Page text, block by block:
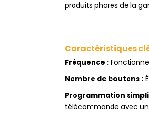
produits phares de la
Caractéristiques
Fréquence :
Nombre de boutons :
Programmation
télécommande avec